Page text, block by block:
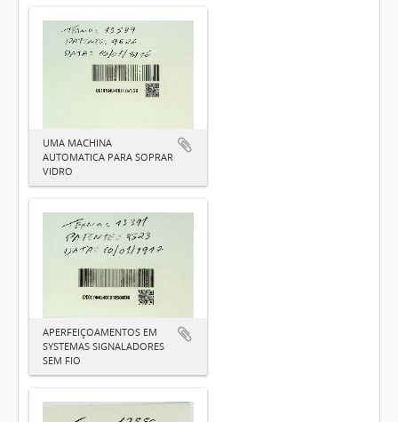
UMA MACHINA
AUTOMATICA PARA SOPRAR
VIDRO
APERFEIÇOAMENTOS EM
SYSTEMAS SIGNALADORES
SEM FIO